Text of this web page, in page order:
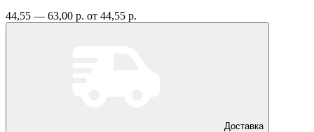
44,55 — 63,00 р. от 44,55 р.
Доставка